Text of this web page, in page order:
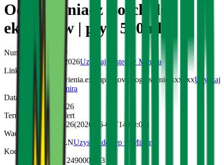
Odkamieniacz Bosch do
ekspresów | płyn 500ml.
Numer referencyjny
XX/XXXX/2026Uzyskaj dostęp w Mimira
Link do ogłoszenia
https://zamowienia.example.gov.pl/ogloszenie/xxxxxxUzyskaj
dostęp w Mimira
Data publikacji
1 czerwca 2026
Termin składania ofert
3 czerwca 2026(2026-06-03T14:00:00
)
Wadium
15 000,00 PLNUzyskaj dostęp w Mimira
Kody CPV
39800000-0, 24900000-3